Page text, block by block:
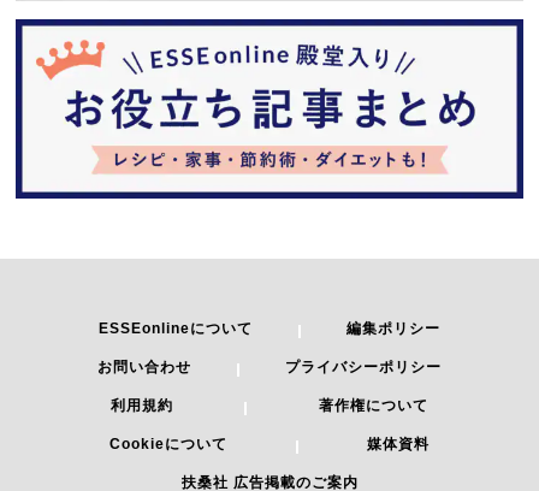
ESSEonlineについて 編集ポリシー
お問い合わせ プライバシーポリシー
利用規約 著作権について
Cookieについて 媒体資料
扶桑社 広告掲載のご案内